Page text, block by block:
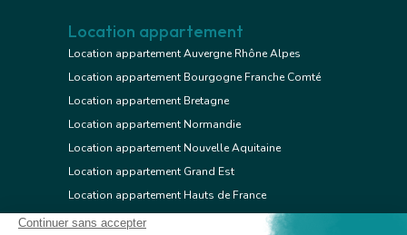
Location appartement
Location appartement Auvergne Rhône Alpes
Location appartement Bourgogne Franche Comté
Location appartement Bretagne
Location appartement Normandie
Location appartement Nouvelle Aquitaine
Location appartement Grand Est
Location appartement Hauts de France
Location appartement Ile de France